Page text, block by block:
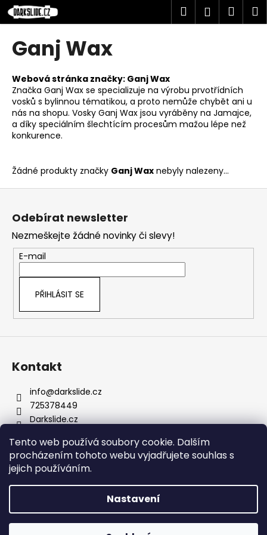
Tento web používá soubory cookie. Dalším
procházením tohoto webu vyjadřujete souhlas s
jejich používáním.
Nastavení
Přejít
na
obsah
Prodejna na Hradčanské je otevřena v PO (11-17), ÚT (11-17),
Hledat
Ganj Wax
Webová stránka značky: Ganj Wax
Značka Ganj Wax se specializuje na výrobu prvotřídních
vosků s bylinnou tématikou, a proto nemůže chybět ani u
nás na shopu. Vosky Ganj Wax jsou vyráběny na Jamajce,
a díky speciálním šlechtícím procesům mažou lépe než
konkurence.
Žádné produkty značky Ganj Wax nebyly nalezeny...
K
o
o
p
o
t
ř
b
u
e
t
e
n
a
í
Z
Odebírat newsletter
Nezmeškejte žádné novinky či slevy!
E-mail
PŘIHLÁSIT SE
Kontakt
info@darkslide.cz
725378449
Darkslide.cz